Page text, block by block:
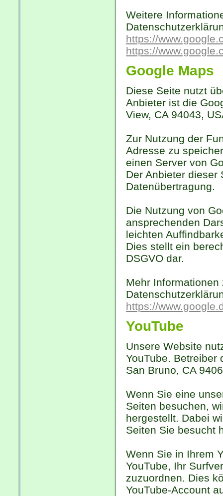
Weitere
https://
https://
Google Maps
Diese Seite nutzt
Anbieter ist die
View, CA 94043,
Zur Nutzung der
Adresse zu
einen Server von
Der Anbieter dieser
Datenübertragung.
Die Nutzung von
ansprechenden
leichten
Dies stellt ein
DSGVO dar.
Mehr
https://
YouTube
Unsere Website
YouTube. Betreiber
San Bruno, CA
Wenn Sie eine
Seiten besuchen,
hergestellt. Dabei
Seiten Sie besucht
Wenn Sie in Ihrem
YouTube, Ihr
zuzuordnen. Dies
YouTube-Account